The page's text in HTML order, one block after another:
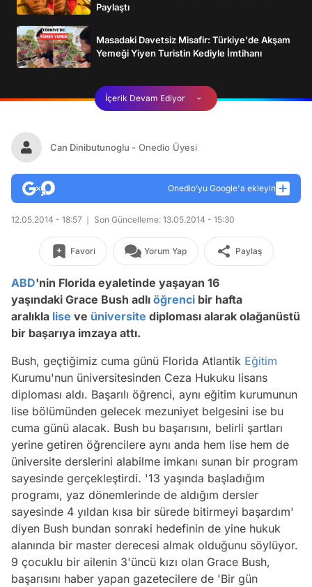
Paylaştı
Masadaki Davetsiz Misafir: Türkiye'de Akşam
Yemeği Yiyen Turistin Kediyle İmtihanı
İçerik Devam Ediyor
Can Dinibutunoglu - Onedio Üyesi
Onedio’yu Google'a ekleyin
12.05.2014 - 18:57 Son Güncelleme: 13.05.2014 - 15:30
Favori Yorum Yap Paylaş
ABD'nin Florida eyaletinde yaşayan 16
yaşındaki Grace Bush adlı öğrenci bir hafta
aralıkla lise ve üniversite diploması alarak olağanüstü
bir başarıya imzaya attı.
Bush, geçtiğimiz cuma günü Florida Atlantik Eğitim
Kurumu'nun üniversitesinden Ceza Hukuku lisans
diploması aldı. Başarılı öğrenci, aynı eğitim kurumunun
lise bölümünden gelecek mezuniyet belgesini ise bu
cuma günü alacak. Bush bu başarısını, belirli şartları
yerine getiren öğrencilere aynı anda hem lise hem de
üniversite derslerini alabilme imkanı sunan bir program
sayesinde gerçekleştirdi. '13 yaşında başladığım
programı, yaz dönemlerinde de aldığım dersler
sayesinde 4 yıldan kısa bir sürede bitirmeyi başardım'
diyen Bush bundan sonraki hedefinin de yine hukuk
alanında bir master derecesi almak olduğunu söylüyor.
9 çocuklu bir ailenin 3'üncü kızı olan Grace Bush,
başarısını haber yapan gazetecilere de 'Bir gün